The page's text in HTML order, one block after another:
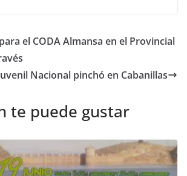
el CODA Almansa en el Provincial
Nacional pinchó en Cabanillas
te puede gustar